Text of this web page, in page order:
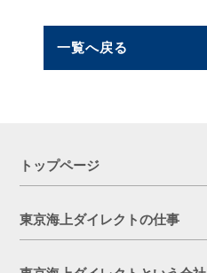
一覧へ戻る
トップページ
東京海上ダイレクトの仕事